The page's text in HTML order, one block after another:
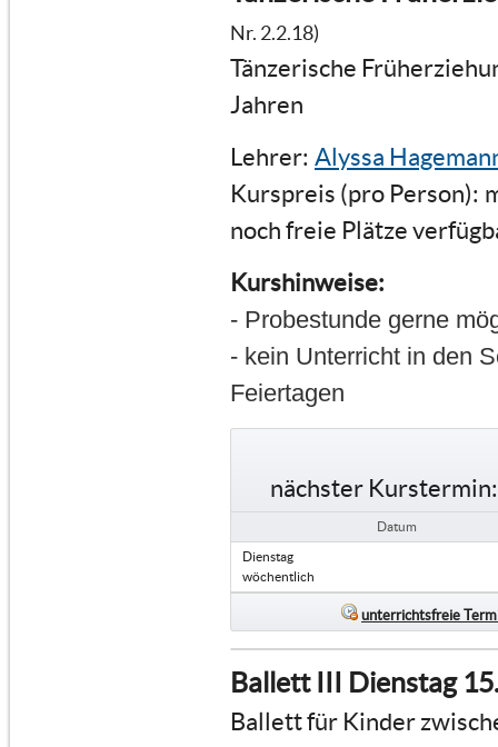
Nr. 2.2.18)
Tänzerische
Jahren
Lehrer: Alyssa
Kurspreis (pro Person):
noch freie Plätze
Kurshinweise:
- Probestunde gerne
- kein Unterricht in den
Feiertagen
nächster Kurstermin:
Datum
Dienstag
wöchentlich
unterrichtsfreie
Ballett III Dienstag
Ballett für Kinder